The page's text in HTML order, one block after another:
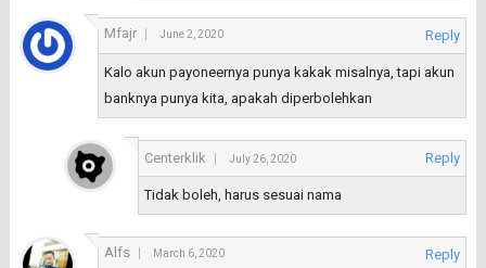
Mfajr June 2, 2020 Reply
Kalo akun payoneernya punya kakak misalnya, tapi akun
banknya punya kita, apakah diperbolehkan
Centerklik July 26, 2020 Reply
Tidak boleh, harus sesuai nama
Alfs March 6, 2020 Reply